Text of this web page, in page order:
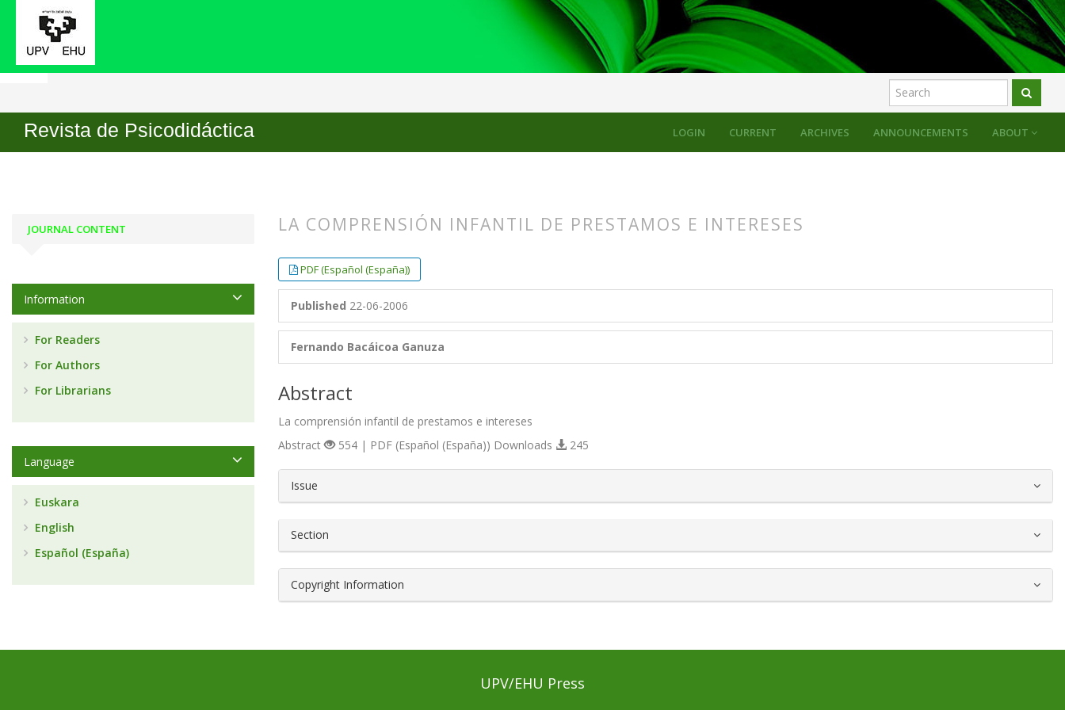
CURRENT ARCHIVES ANNOUNCEMENTS ABOUT
LOGIN
Revista de Psicodidáctica
Home Archives No7 (1999) ARTICLES
LA COMPRENSIÓN INFANTIL DE PRESTAMOS E INTERESES
##plugins.themes.bootstrap3.article.main##
##plugins.themes.bootstrap3.article.sidebar##
PDF (Español (España))
Published 22-06-2006
Fernando Bacáicoa Ganuza
Abstract
La comprensión infantil de prestamos e intereses
Abstract
554 | PDF (Español (España)) Downloads 245
##plugins.themes.bootstrap3.article.details##
Issue
Section
Copyright Information
JOURNAL CONTENT
Information
For Readers
For Authors
For Librarians
Language
Euskara
English
Español (España)
UPV/EHU Press